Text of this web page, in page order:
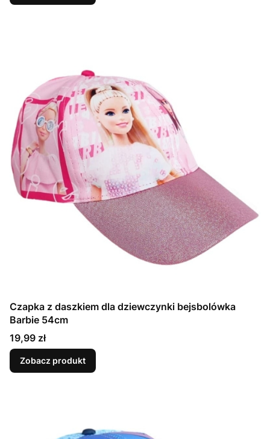
Czapka z daszkiem dla dziewczynki bejsbolówka
Barbie 54cm
Cena
19,99 zł
Zobacz produkt